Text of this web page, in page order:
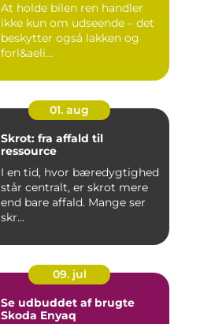
At holde bilen ren handler
ikke kun om udseende – det
beskytter også lakken og
forl&aeli...
01. aug
Skrot: fra affald til
ressource
I en tid, hvor bæredygtighed
står centralt, er skrot mere
end bare affald. Mange ser
skr...
09. jul
Se udbuddet af brugte
Skoda Enyaq